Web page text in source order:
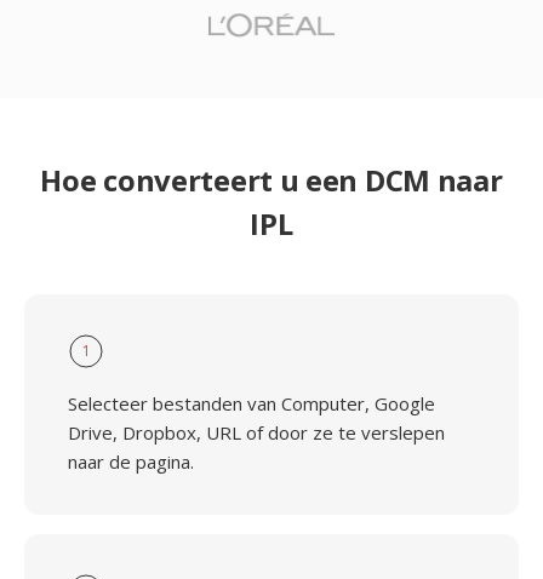
Hoe converteert u een DCM naar
IPL
1
Selecteer bestanden van Computer, Google
Drive, Dropbox, URL of door ze te verslepen
naar de pagina.